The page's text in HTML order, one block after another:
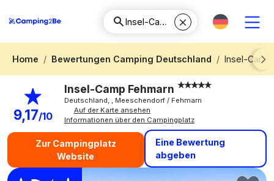
Home Bewertungen Camping Deutschland
Insel-Camp
Next
9,17/10
Insel-Camp Fehmarn
Deutschland, , Meeschendorf / Fehmarn
Auf der Karte ansehen
Informationen über den Campingplatz
Zur Campingplatz
Website
Eine Bewertung
abgeben